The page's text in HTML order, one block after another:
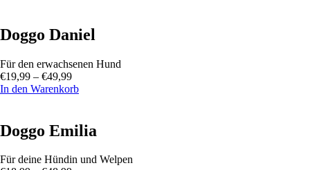
Doggo Daniel
Für den erwachsenen Hund
€19,99 – €49,99
In den Warenkorb
Doggo Emilia
Für deine Hündin und Welpen